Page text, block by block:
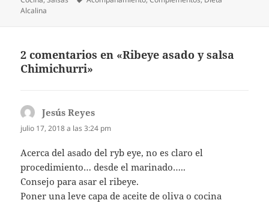
Alcalina
2 comentarios en «Ribeye asado y salsa
Chimichurri»
Jesús Reyes
julio 17, 2018 a las 3:24 pm
Acerca del asado del ryb eye, no es claro el
procedimiento… desde el marinado…..
Consejo para asar el ribeye.
Poner una leve capa de aceite de oliva o cocina